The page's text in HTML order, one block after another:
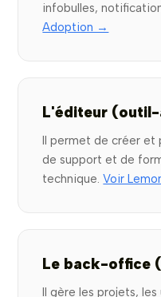
infobulles,
Adoption →
L'éditeur
Il permet de créer et
de support et de
technique.Voir
Le back-office
Il gère les projets,